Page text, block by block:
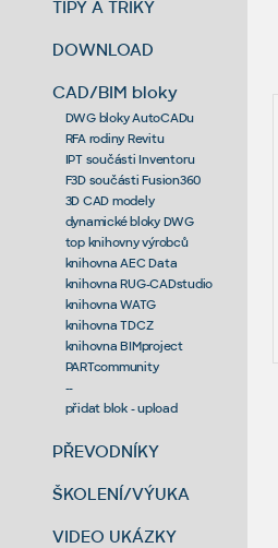
TIPY A TRIKY
DOWNLOAD
CAD/BIM bloky
DWG bloky AutoCADu
RFA rodiny Revitu
IPT součásti Inventoru
F3D součásti Fusion360
3D CAD modely
dynamické bloky DWG
top knihovny výrobců
knihovna AEC Data
knihovna RUG-CADstudio
knihovna WATG
knihovna TDCZ
knihovna BIMproject
PARTcommunity
--
přidat blok - upload
PŘEVODNÍKY
ŠKOLENÍ/VÝUKA
VIDEO UKÁZKY